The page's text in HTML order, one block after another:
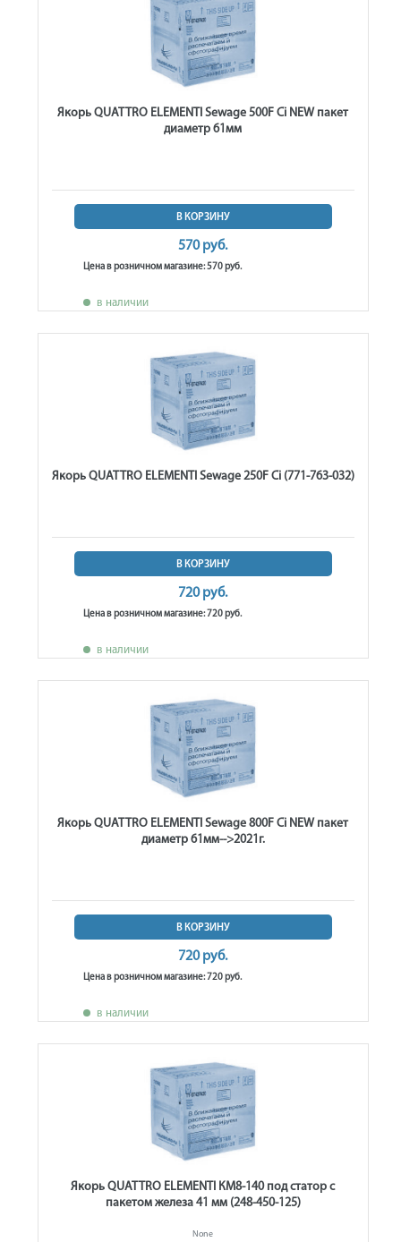
Якорь QUATTRO ELEMENTI Sewage 500F Ci NEW пакет
диаметр 61мм
В КОРЗИНУ
570 руб.
Цена в розничном магазине: 570 руб.
в наличии
Якорь QUATTRO ELEMENTI Sewage 250F Ci (771-763-032)
В КОРЗИНУ
720 руб.
Цена в розничном магазине: 720 руб.
в наличии
Якорь QUATTRO ELEMENTI Sewage 800F Ci NEW пакет
диаметр 61мм-->2021г.
В КОРЗИНУ
720 руб.
Цена в розничном магазине: 720 руб.
в наличии
Якорь QUATTRO ELEMENTI КМ8-140 под статор с
пакетом железа 41 мм (248-450-125)
None